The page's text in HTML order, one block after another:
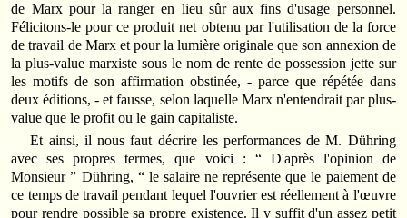
de Marx pour la ranger en lieu sûr aux fins d'usage personnel.
Félicitons-le pour ce produit net obtenu par l'utilisation de la force
de travail de Marx et pour la lumière originale que son annexion de
la plus-value marxiste sous le nom de rente de possession jette sur
les motifs de son affirmation obstinée, - parce que répétée dans
deux éditions, - et fausse, selon laquelle Marx n'entendrait par plus-
value que le profit ou le gain capitaliste.
Et ainsi, il nous faut décrire les performances de M. Dühring
avec ses propres termes, que voici : “ D'après l'opinion de
Monsieur ” Dühring, “ le salaire ne représente que le paiement de
ce temps de travail pendant lequel l'ouvrier est réellement à l'œuvre
pour rendre possible sa propre existence. Il y suffit d'un assez petit